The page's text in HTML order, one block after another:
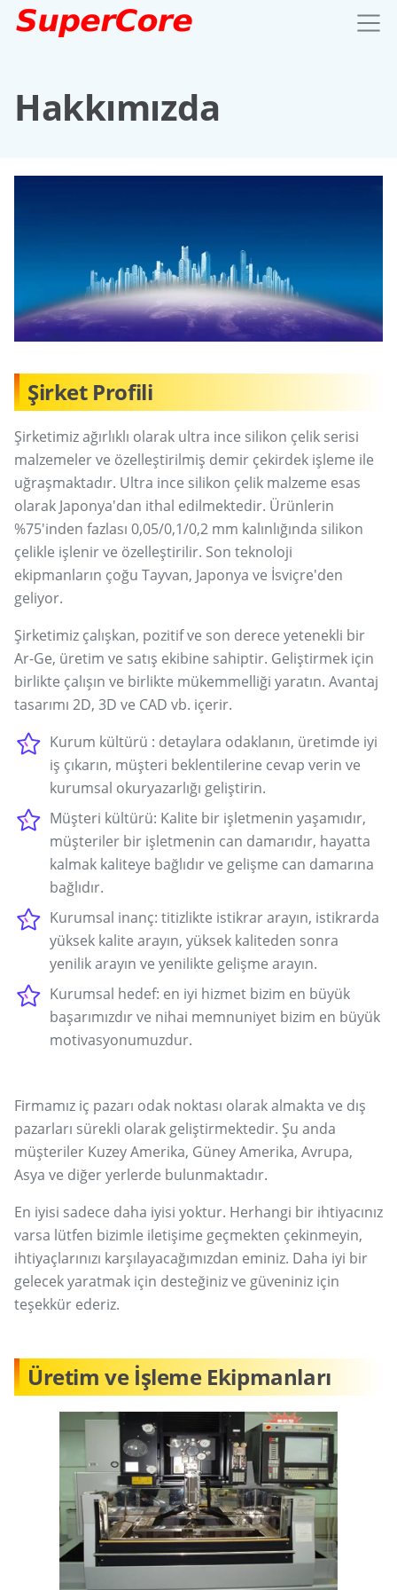
Hakkımızda
Şirket Profili
Şirketimiz ağırlıklı olarak ultra ince silikon çelik serisi
malzemeler ve özelleştirilmiş demir çekirdek işleme ile
uğraşmaktadır. Ultra ince silikon çelik malzeme esas
olarak Japonya'dan ithal edilmektedir. Ürünlerin
%75'inden fazlası 0,05/0,1/0,2 mm kalınlığında silikon
çelikle işlenir ve özelleştirilir. Son teknoloji
ekipmanların çoğu Tayvan, Japonya ve İsviçre'den
geliyor.
Şirketimiz çalışkan, pozitif ve son derece yetenekli bir
Ar-Ge, üretim ve satış ekibine sahiptir. Geliştirmek için
birlikte çalışın ve birlikte mükemmelliği yaratın. Avantaj
tasarımı 2D, 3D ve CAD vb. içerir.
Kurum kültürü : detaylara odaklanın, üretimde iyi
iş çıkarın, müşteri beklentilerine cevap verin ve
kurumsal okuryazarlığı geliştirin.
Müşteri kültürü: Kalite bir işletmenin yaşamıdır,
müşteriler bir işletmenin can damarıdır, hayatta
kalmak kaliteye bağlıdır ve gelişme can damarına
bağlıdır.
Kurumsal inanç: titizlikte istikrar arayın, istikrarda
yüksek kalite arayın, yüksek kaliteden sonra
yenilik arayın ve yenilikte gelişme arayın.
Kurumsal hedef: en iyi hizmet bizim en büyük
başarımızdır ve nihai memnuniyet bizim en büyük
motivasyonumuzdur.
Firmamız iç pazarı odak noktası olarak almakta ve dış
pazarları sürekli olarak geliştirmektedir. Şu anda
müşteriler Kuzey Amerika, Güney Amerika, Avrupa,
Asya ve diğer yerlerde bulunmaktadır.
En iyisi sadece daha iyisi yoktur. Herhangi bir ihtiyacınız
varsa lütfen bizimle iletişime geçmekten çekinmeyin,
ihtiyaçlarınızı karşılayacağımızdan eminiz. Daha iyi bir
gelecek yaratmak için desteğiniz ve güveniniz için
teşekkür ederiz.
Üretim ve İşleme Ekipmanları